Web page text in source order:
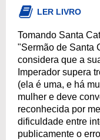
LER LIVRO
Tomando Santa
"Sermão de Santa
considera que a
Imperador supera
(ela é uma, e há
mulher e deve
reconhecida por
dificuldade entre
publicamente o